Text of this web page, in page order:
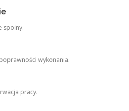
spoiny.
wykonania.
pracy.